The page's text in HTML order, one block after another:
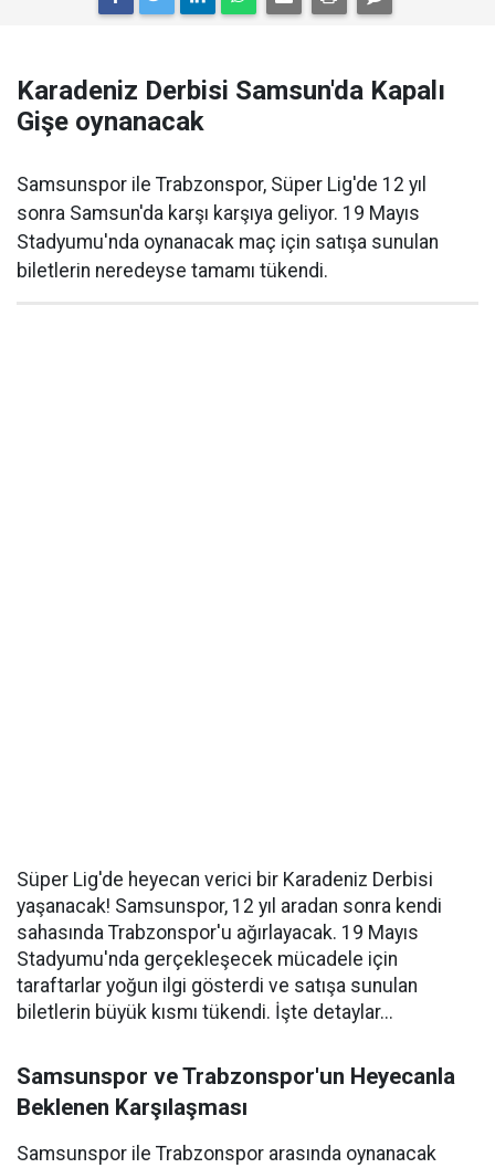
Karadeniz Derbisi Samsun'da Kapalı
Gişe oynanacak
Samsunspor ile Trabzonspor, Süper Lig'de 12 yıl
sonra Samsun'da karşı karşıya geliyor. 19 Mayıs
Stadyumu'nda oynanacak maç için satışa sunulan
biletlerin neredeyse tamamı tükendi.
Süper Lig'de heyecan verici bir Karadeniz Derbisi
yaşanacak! Samsunspor, 12 yıl aradan sonra kendi
sahasında Trabzonspor'u ağırlayacak. 19 Mayıs
Stadyumu'nda gerçekleşecek mücadele için
taraftarlar yoğun ilgi gösterdi ve satışa sunulan
biletlerin büyük kısmı tükendi. İşte detaylar...
Samsunspor ve Trabzonspor'un Heyecanla
Beklenen Karşılaşması
Samsunspor ile Trabzonspor arasında oynanacak